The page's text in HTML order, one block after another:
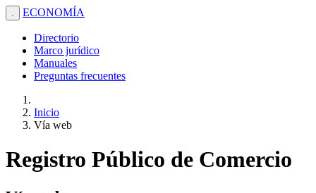
. ECONOMÍA
Directorio
Marco jurídico
Manuales
Preguntas frecuentes
Inicio
Vía web
Registro Público de Comercio